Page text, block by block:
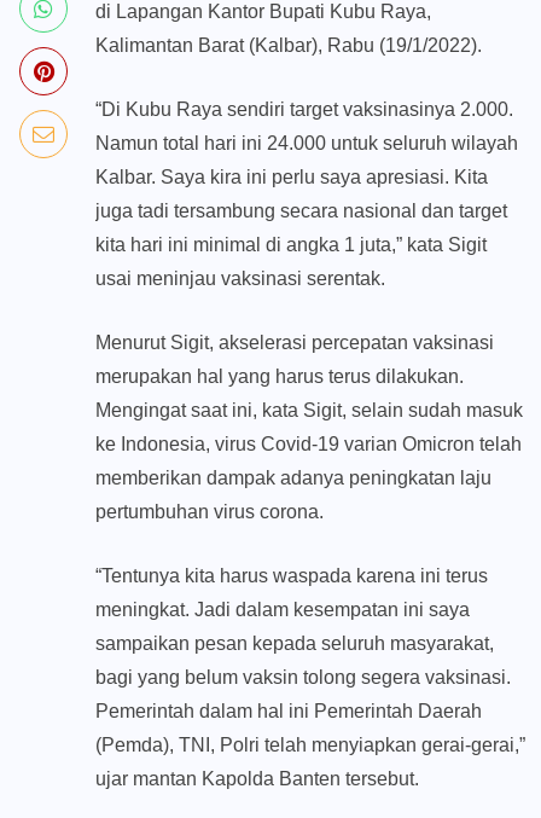
di Lapangan Kantor Bupati Kubu Raya,
Kalimantan Barat (Kalbar), Rabu (19/1/2022).
“Di Kubu Raya sendiri target vaksinasinya 2.000.
Namun total hari ini 24.000 untuk seluruh wilayah
Kalbar. Saya kira ini perlu saya apresiasi. Kita
juga tadi tersambung secara nasional dan target
kita hari ini minimal di angka 1 juta,” kata Sigit
usai meninjau vaksinasi serentak.
Menurut Sigit, akselerasi percepatan vaksinasi
merupakan hal yang harus terus dilakukan.
Mengingat saat ini, kata Sigit, selain sudah masuk
ke Indonesia, virus Covid-19 varian Omicron telah
memberikan dampak adanya peningkatan laju
pertumbuhan virus corona.
“Tentunya kita harus waspada karena ini terus
meningkat. Jadi dalam kesempatan ini saya
sampaikan pesan kepada seluruh masyarakat,
bagi yang belum vaksin tolong segera vaksinasi.
Pemerintah dalam hal ini Pemerintah Daerah
(Pemda), TNI, Polri telah menyiapkan gerai-gerai,”
ujar mantan Kapolda Banten tersebut.